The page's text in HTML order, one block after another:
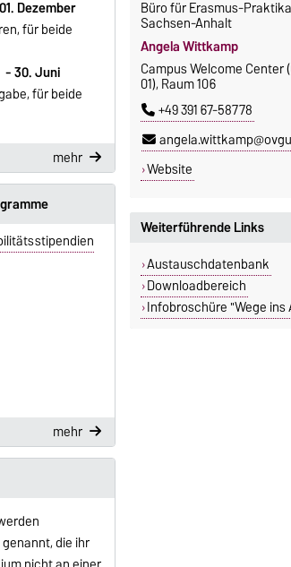
Dezember
für beide
- 30. Juni
für beide
mehr
mehr
die ihr
Büro für Erasmus-Praktika
Sachsen-Anhalt
Angela Wittkamp
Campus Welcome Center
01), Raum 106
+49 391 67-58778
Website
Weiterführende Links
Austauschdatenbank
Downloadbereich
Infobroschüre "Wege ins